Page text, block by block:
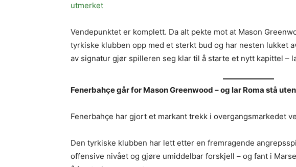
utmerket
Vendepunktet er komplett. Da alt pekte mot at Mason
tyrkiske klubben opp med et sterkt bud og har nesten lukket
av signatur gjør spilleren seg klar til å starte et nytt kapittel –
Fenerbahçe går for Mason Greenwood – og lar Roma stå
Fenerbahçe har gjort et markant trekk i overgangsmarkedet
Den tyrkiske klubben har lett etter en fremragende
offensive nivået og gjøre umiddelbar forskjell – og fant i